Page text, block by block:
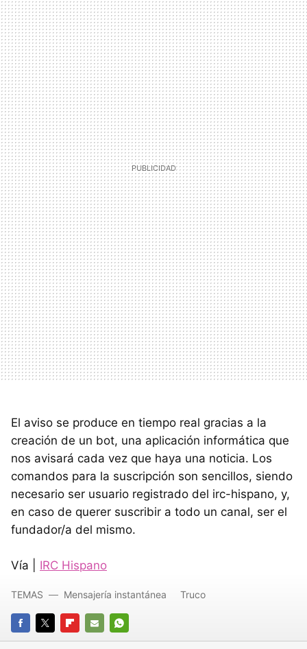
El aviso se produce en tiempo real gracias a la
creación de un bot, una aplicación informática que
nos avisará cada vez que haya una noticia. Los
comandos para la suscripción son sencillos, siendo
necesario ser usuario registrado del irc-hispano, y,
en caso de querer suscribir a todo un canal, ser el
fundador/a del mismo.
Vía | IRC Hispano
FACEBOOK
TWITTERFLIPBOARD
E- WHATSAPP
TEMAS Mensajería instantánea Truco